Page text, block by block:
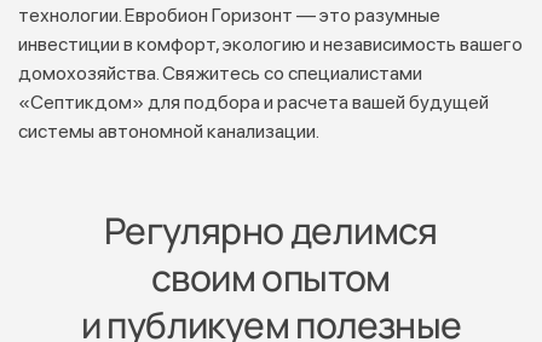
технологии. Евробион Горизонт — это разумные
инвестиции в комфорт, экологию и независимость вашего
домохозяйства. Свяжитесь со специалистами
«Септикдом» для подбора и расчета вашей будущей
системы автономной канализации.
Регулярно делимся
своим опытом
и публикуем полезные